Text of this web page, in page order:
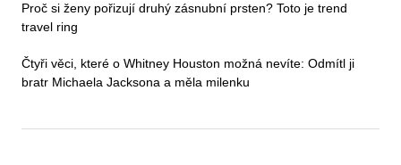
Proč si ženy pořizují druhý zásnubní prsten? Toto je trend
travel ring
Čtyři věci, které o Whitney Houston možná nevíte: Odmítl ji
bratr Michaela Jacksona a měla milenku